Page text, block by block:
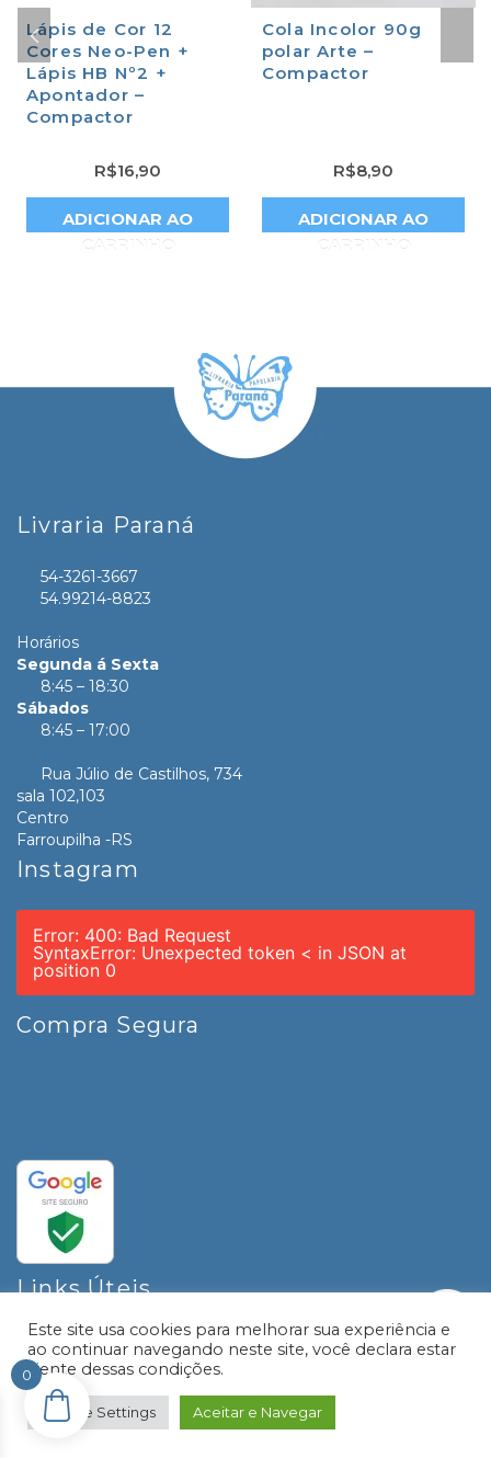
Lápis de Cor 12
Cores Neo-Pen +
Lápis HB Nº2 +
Apontador –
Compactor
R$16,90
ADICIONAR AO
CARRINHO
Cola Incolor 90g
polar Arte –
Compactor
R$8,90
ADICIONAR AO
CARRINHO
Livraria Paraná
54-3261-3667
54.99214-8823
Horários
Segunda á Sexta
8:45 – 18:30
Sábados
8:45 – 17:00
Rua Júlio de Castilhos, 734
sala 102,103
Centro
Farroupilha -RS
Instagram
Error: 400: Bad Request
SyntaxError: Unexpected token < in JSON at
position 0
Compra Segura
Links Úteis
Produtos
Promoções
Carrinho
Termos de Uso
Informativos
Este site usa cookies para melhorar sua experiência e
ao continuar navegando neste site, você declara estar
ciente dessas condições.
Cookie Settings Aceitar e Navegar
0